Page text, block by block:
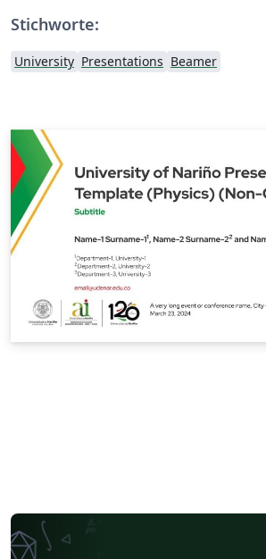
Stichworte:
University Presentations Beamer